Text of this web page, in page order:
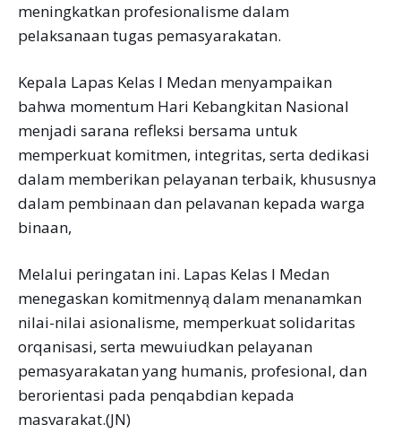
meningkatkan profesionalisme dalam
pelaksanaan tugas pemasyarakatan.
Kepala Lapas Kelas I Medan menyampaikan
bahwa momentum Hari Kebangkitan Nasional
menjadi sarana refleksi bersama untuk
memperkuat komitmen, integritas, serta dedikasi
dalam memberikan pelayanan terbaik, khususnya
dalam pembinaan dan pelavanan kepada warga
binaan,
Melalui peringatan ini. Lapas Kelas I Medan
menegaskan komitmennyą dalam menanamkan
nilai-nilai asionalisme, memperkuat solidaritas
orqanisasi, serta mewuiudkan pelayanan
pemasyarakatan yang humanis, profesional, dan
berorientasi pada penqabdian kepada
masvarakat.(JN)